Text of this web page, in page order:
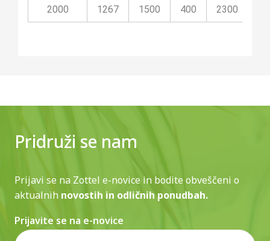
2000 1267 1500 400 2300
Pridruži se nam
Prijavi se na Zottel e-novice in bodite obveščeni o
aktualnih novostih in odličnih ponudbah.
Prijavite se na e-novice